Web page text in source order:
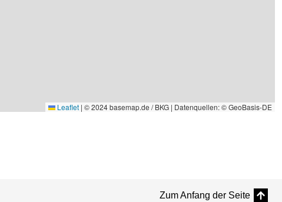
Leaflet | © 2024 basemap.de / BKG | Datenquellen: © GeoBasis-DE
Zum Anfang der Seite